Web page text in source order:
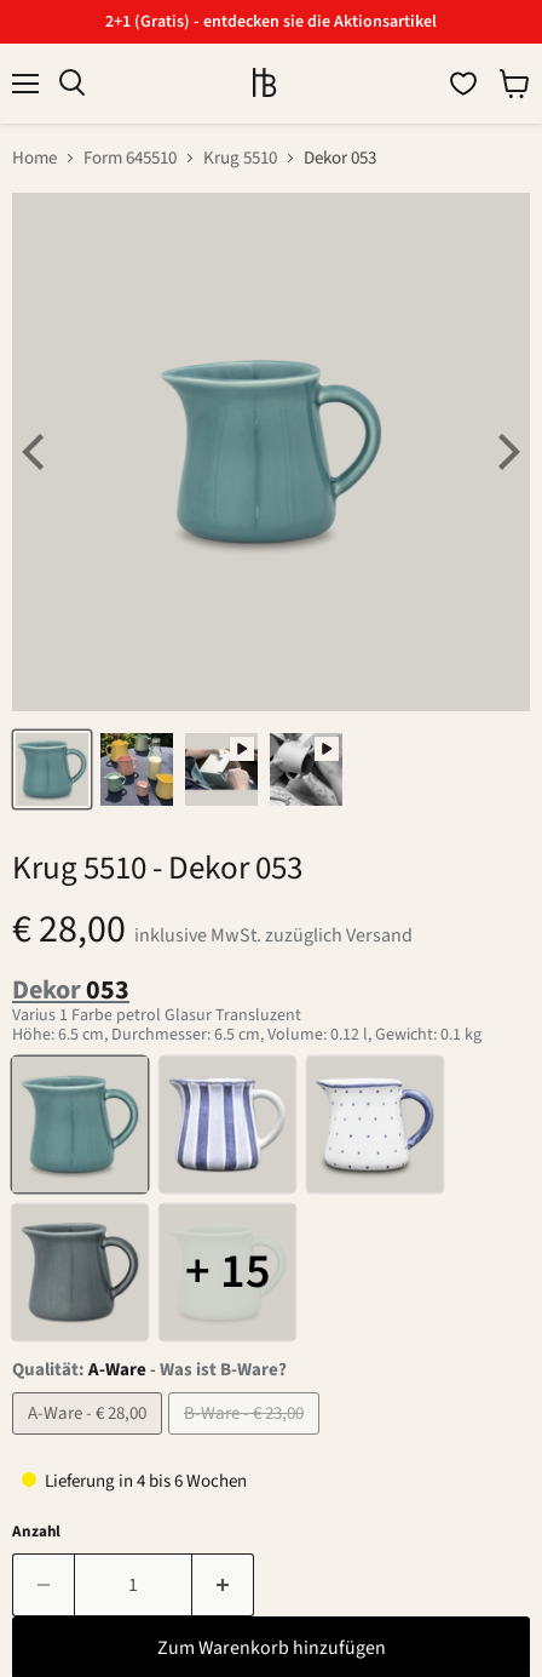
2+1 (Gratis) - entdecken sie die Aktionsartikel
Home Form 645510 Krug 5510 Dekor 053
Krug 5510- Dekor 053
€ 28,00 inklusive MwSt. zuzüglich Versand
Dekor053
Varius 1 Farbe petrol Glasur Transluzent
Höhe: 6.5 cm, Durchmesser: 6.5 cm, Volume: 0.12 l, Gewicht: 0.1 kg
+ 15
Qualität:A-Ware-Was ist B-Ware?
A-Ware - € 28,00
B-Ware - € 23,00
Lieferung in 4 bis 6 Wochen
Anzahl
Zum Warenkorb hinzufügen